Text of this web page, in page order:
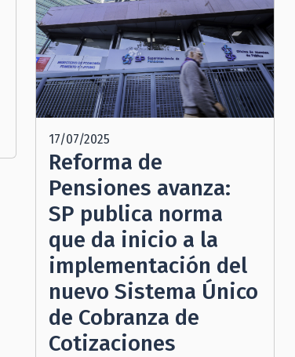
17/07/2025
Reforma de
Pensiones avanza:
SP publica norma
que da inicio a la
implementación del
nuevo Sistema Único
de Cobranza de
Cotizaciones